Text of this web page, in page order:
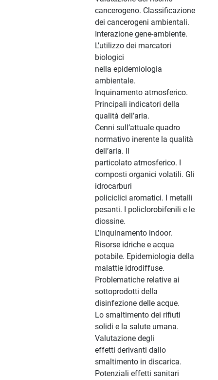
cancerogeno. Classificazione
dei cancerogeni ambientali.
Interazione gene-ambiente.
L’utilizzo dei marcatori
biologici
nella epidemiologia
ambientale.
Inquinamento atmosferico.
Principali indicatori della
qualità dell’aria.
Cenni sull’attuale quadro
normativo inerente la qualità
dell’aria. Il
particolato atmosferico. I
composti organici volatili. Gli
idrocarburi
policiclici aromatici. I metalli
pesanti. I policlorobifenili e le
diossine.
L’inquinamento indoor.
Risorse idriche e acqua
potabile. Epidemiologia della
malattie idrodiffuse.
Problematiche relative ai
sottoprodotti della
disinfezione delle acque.
Lo smaltimento dei rifiuti
solidi e la salute umana.
Valutazione degli
effetti derivanti dallo
smaltimento in discarica.
Potenziali effetti sanitari